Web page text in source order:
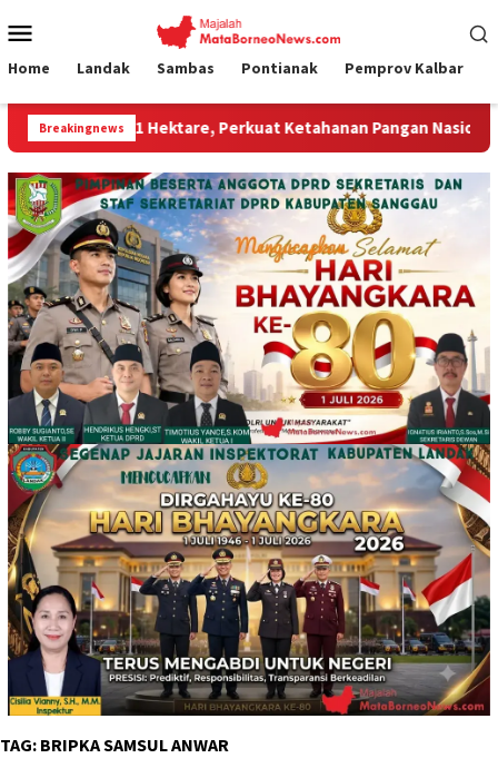
ke
Mobile
Home Landak Sambas Pontianak Pemprov Kalbar
Breakingnews
Perkuat Ketahanan Pangan Nasional.” Jembatan
TAG: BRIPKA SAMSUL ANWAR